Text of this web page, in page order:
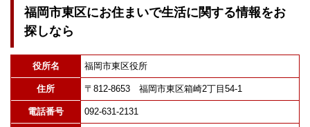
福岡市東区にお住まいで生活に関する情報をお
探しなら
役所名 福岡市東区役所
住所 〒812-8653 福岡市東区箱崎2丁目54-1
電話番号 092-631-2131